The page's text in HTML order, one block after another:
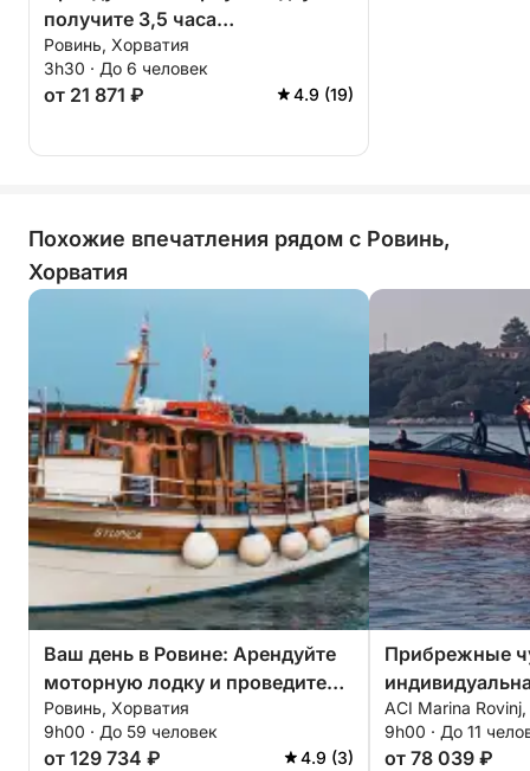
получите 3,5 часа
удовольствия!
Ровинь, Хорватия
3h30 · До 6 человек
от 21 871 ₽ 4.9 (19)
Похожие впечатления рядом с Ровинь,
Хорватия
Ваш день в Ровине: Арендуйте
моторную лодку и проведите
целый день, исследуя
окрестности.
Ровинь, Хорватия
9h00 · До 59 человек
от 129 734 ₽ 4.9 (3)
Прибрежные
целый день.
ACI Marina
9h00 · До 11
от 78 039 ₽